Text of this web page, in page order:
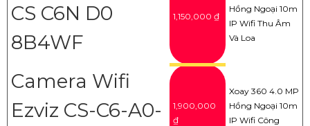
CS C6N D0
8B4WF
1,150,000 ₫
Hồng Ngoại 10m
IP Wifi Thu Âm
Và Loa
Camera Wifi
Ezviz CS-C6-A0-
1,900,000
₫
Xoay 360 4.0 MP
Hồng Ngoại 10m
IP Wifi Công